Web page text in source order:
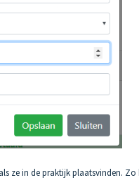
ze in de praktijk plaatsvinden.